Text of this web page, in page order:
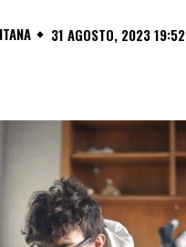
31 AGOSTO, 2023 19:52